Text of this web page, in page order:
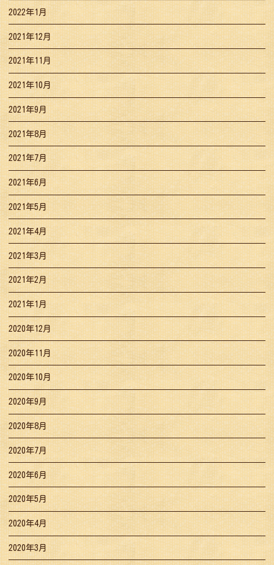
2022年1月
2021年12月
2021年11月
2021年10月
2021年9月
2021年8月
2021年7月
2021年6月
2021年5月
2021年4月
2021年3月
2021年2月
2021年1月
2020年12月
2020年11月
2020年10月
2020年9月
2020年8月
2020年7月
2020年6月
2020年5月
2020年4月
2020年3月